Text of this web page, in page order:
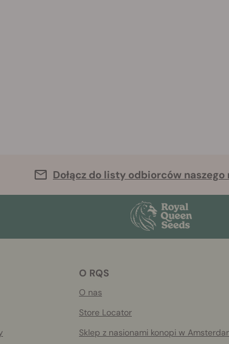
Dołącz do listy odbiorców
O RQS
O nas
Store Locator
Sklep z nasionami konopi w